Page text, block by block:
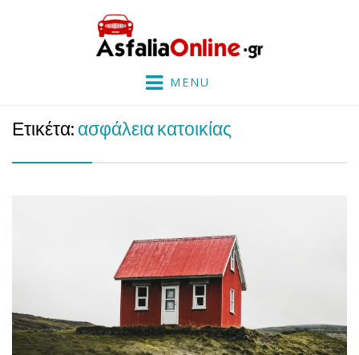
AsfaliaOnline.gr
Φθηνή Ασφάλεια Αυτοκινήτου – Ασφάλεια Μηχανής
MENU
Ετικέτα: ασφάλεια κατοικίας